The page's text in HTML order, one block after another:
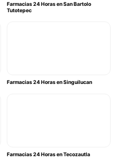
Farmacias 24 Horas en San Bartolo
Tutotepec
Farmacias 24 Horas en Singuilucan
Farmacias 24 Horas en Tecozautla